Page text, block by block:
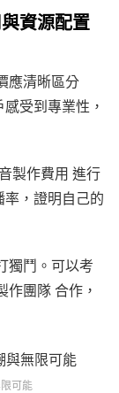
資源配置
應清晰區分
受到專業性，
製作費用 進行
，證明自己的
獨鬥。可以考
作團隊 合作，
可能